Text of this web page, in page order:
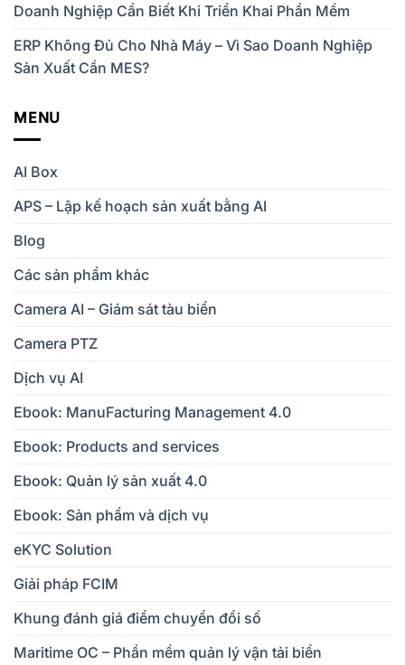
Doanh Nghiệp Cần Biết Khi Triển Khai Phần Mềm
ERP Không Đủ Cho Nhà Máy – Vì Sao Doanh Nghiệp
Sản Xuất Cần MES?
MENU
AI Box
APS – Lập kế hoạch sản xuất bằng AI
Blog
Các sản phẩm khác
Camera AI – Giám sát tàu biển
Camera PTZ
Dịch vụ AI
Ebook: ManuFacturing Management 4.0
Ebook: Products and services
Ebook: Quản lý sản xuất 4.0
Ebook: Sản phẩm và dịch vụ
eKYC Solution
Giải pháp FCIM
Khung đánh giá điểm chuyển đổi số
Maritime OC – Phần mềm quản lý vận tải biển